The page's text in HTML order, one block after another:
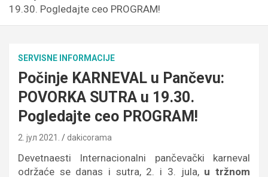
19.30. Pogledajte ceo PROGRAM!
SERVISNE INFORMACIJE
Počinje KARNEVAL u Pančevu:
POVORKA SUTRA u 19.30.
Pogledajte ceo PROGRAM!
2. јул 2021. dakicorama
Devetnaesti Internacionalni pančevački karneval
održaće se danas i sutra, 2. i 3. jula, u tržnom